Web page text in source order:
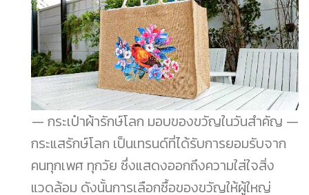
กระเป๋าผ้ารักษ์โลก มอบของขวัญในวันสำคัญ
กระแสรักษ์โลก เป็นเทรนด์ที่ได้รับการยอมรับจาก
คนทุกเพศ ทุกวัย ซึ่งแสดงออกถึงความใส่ใจสิ่ง
แวดล้อม ดังนั้นการเลือกซื้อของขวัญให้ผู้ใหญ่